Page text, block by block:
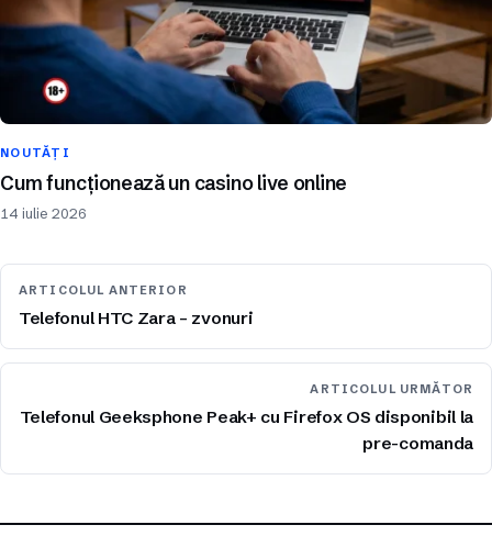
NOUTĂȚI
Cum funcționează un casino live online
14 iulie 2026
ARTICOLUL ANTERIOR
Telefonul HTC Zara – zvonuri
ARTICOLUL URMĂTOR
Telefonul Geeksphone Peak+ cu Firefox OS disponibil la
pre-comanda